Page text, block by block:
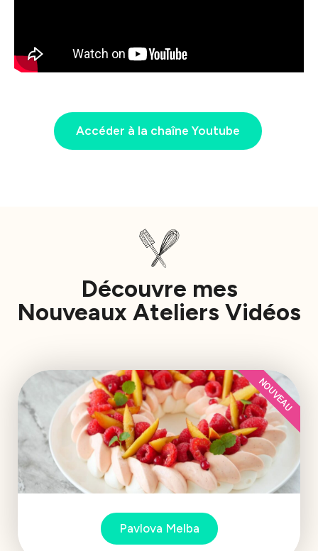
Accéder à la chaîne Youtube
Découvre mes
Nouveaux Ateliers Vidéos
Pavlova Melba
NOUVEAU